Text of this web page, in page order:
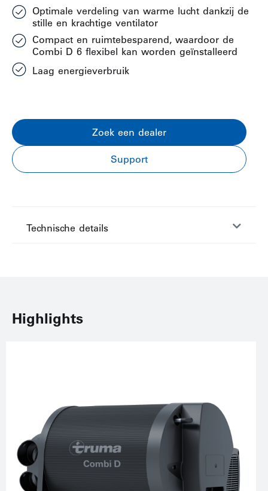
Optimale verdeling van warme lucht dankzij de
stille en krachtige ventilator
Compact en ruimtebesparend, waardoor de
Combi D 6 flexibel kan worden geïnstalleerd
Laag energieverbruik
Zoek een dealer
Support
Technische details
Highlights